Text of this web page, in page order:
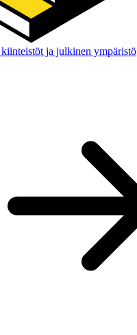
ja julkinen ympäristö